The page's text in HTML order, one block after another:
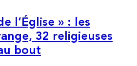
l’Église » : les
32 religieuses
bout